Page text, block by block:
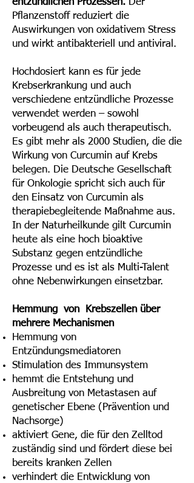
entzündlichen Prozessen. Der
Pflanzenstoff reduziert die
Auswirkungen von oxidativem Stress
und wirkt antibakteriell und antiviral.
Hochdosiert kann es für jede
Krebserkrankung und auch
verschiedene entzündliche Prozesse
verwendet werden – sowohl
vorbeugend als auch therapeutisch.
Es gibt mehr als 2000 Studien, die die
Wirkung von Curcumin auf Krebs
belegen. Die Deutsche Gesellschaft
für Onkologie spricht sich auch für
den Einsatz von Curcumin als
therapiebegleitende Maßnahme aus.
In der Naturheilkunde gilt Curcumin
heute als eine hoch bioaktive
Substanz gegen entzündliche
Prozesse und es ist als Multi-Talent
ohne Nebenwirkungen einsetzbar.
Hemmung von Krebszellen über
mehrere Mechanismen
Hemmung von
Entzündungsmediatoren
Stimulation des Immunsystem
hemmt die Entstehung und
Ausbreitung von Metastasen auf
genetischer Ebene (Prävention und
Nachsorge)
aktiviert Gene, die für den Zelltod
zuständig sind und fördert diese bei
bereits kranken Zellen
verhindert die Entwicklung von